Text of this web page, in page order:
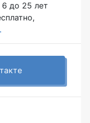
6 до 25 лет